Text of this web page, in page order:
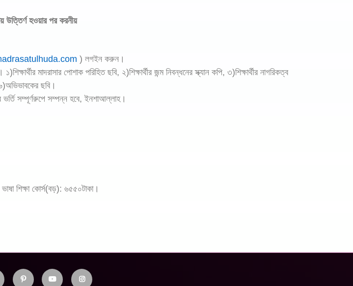
উত্তির্ণ হওয়ার পর করনীয়
) লগইন করুন।
মাদরাসার পোশাক পরিহিত ছবি, ২)শিক্ষার্থীর জন্ম নিবন্ধনের স্ক্যান কপি, ৩)শিক্ষার্থীর নাগরিকত্ব
ছবি।
সম্পূর্ণরুপে সম্পন্ন হবে, ইনশাআল্লাহ।
শিক্ষা কোর্স(বড়): ৬৫৫০টাকা।